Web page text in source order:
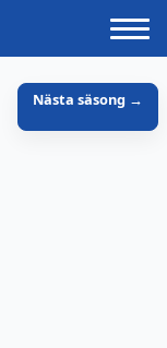
Nästa säsong →